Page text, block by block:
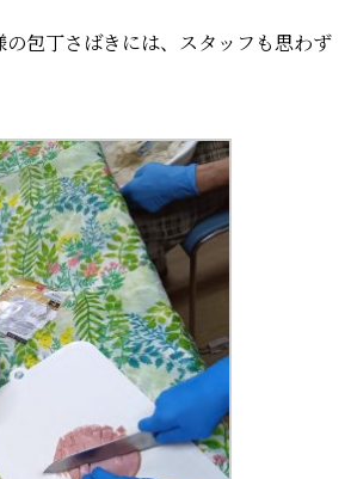
包丁さばきには、スタッフも思わず